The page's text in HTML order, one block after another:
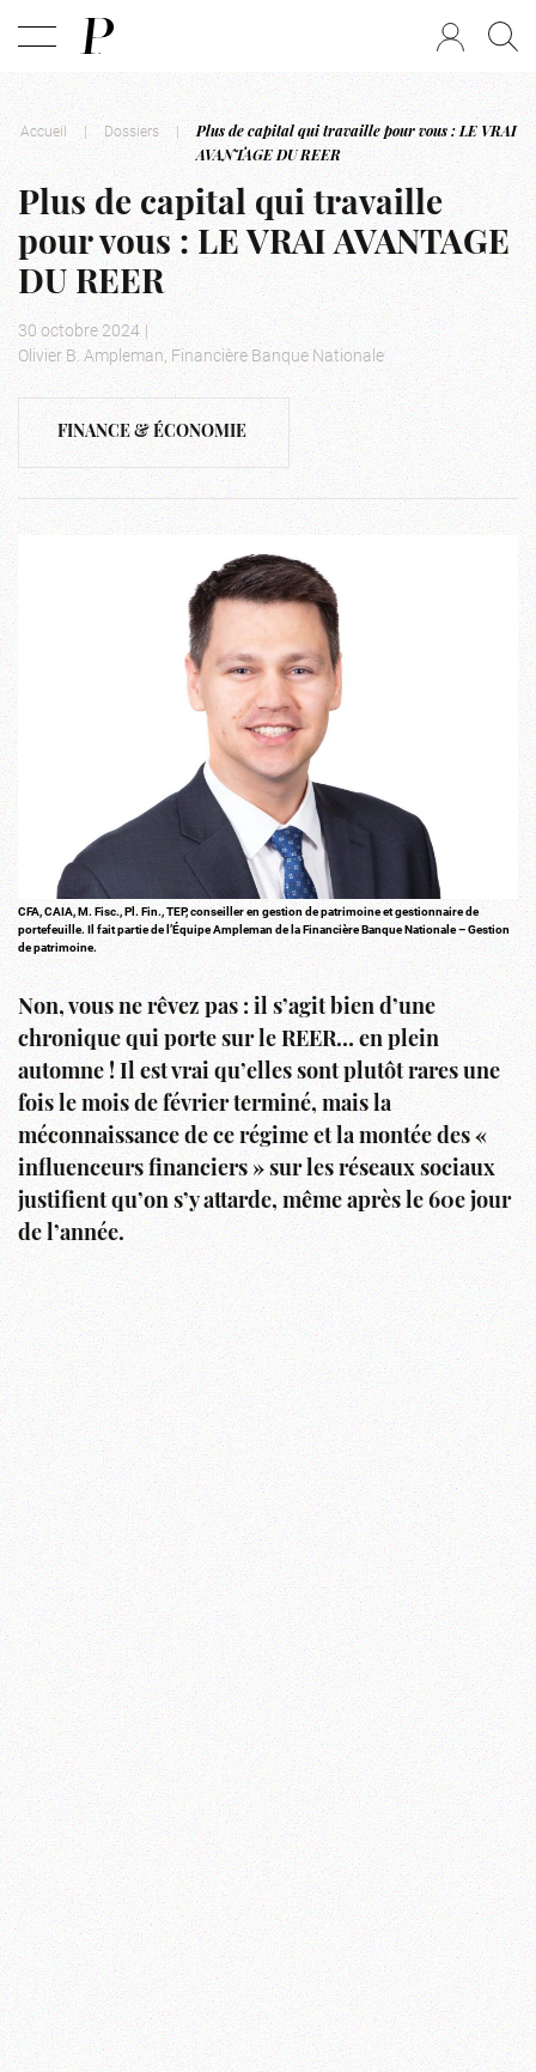
Accueil | Dossiers |
Plus de capital qui travaille pour vous : LE VRAI
AVANTAGE DU REER
Plus de capital qui travaille
pour vous : LE VRAI AVANTAGE
DU REER
30 octobre 2024 |
Olivier B. Ampleman, Financière Banque Nationale
FINANCE & ÉCONOMIE
CFA, CAIA, M. Fisc., Pl. Fin., TEP, conseiller en gestion de patrimoine et gestionnaire de
portefeuille. Il fait partie de l’Équipe Ampleman de la Financière Banque Nationale – Gestion
de patrimoine.
Non, vous ne rêvez pas : il s’agit bien d’une
chronique qui porte sur le REER… en plein
automne ! Il est vrai qu’elles sont plutôt rares une
fois le mois de février terminé, mais la
méconnaissance de ce régime et la montée des «
influenceurs financiers » sur les réseaux sociaux
justifient qu’on s’y attarde, même après le 60e jour
de l’année.